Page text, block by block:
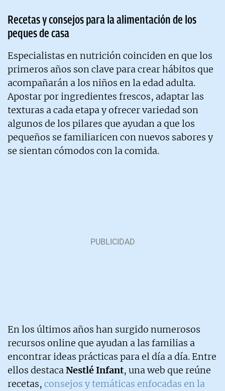
Recetas y consejos para la alimentación de los
peques de casa
Especialistas en nutrición coinciden en que los
primeros años son clave para crear hábitos que
acompañarán a los niños en la edad adulta.
Apostar por ingredientes frescos, adaptar las
texturas a cada etapa y ofrecer variedad son
algunos de los pilares que ayudan a que los
pequeños se familiaricen con nuevos sabores y
se sientan cómodos con la comida.
En los últimos años han surgido numerosos
recursos online que ayudan a las familias a
encontrar ideas prácticas para el día a día. Entre
ellos destacaNestlé Infant, una web que reúne
recetas, consejos y temáticas enfocadas en la